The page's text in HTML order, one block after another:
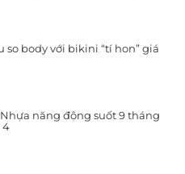
so body với bikini “tí hon” giá
năng động suốt 9 tháng
4